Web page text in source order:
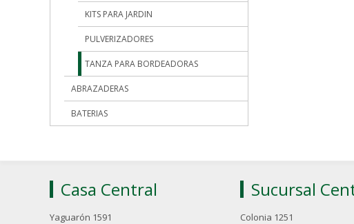
KITS PARA JARDIN
PULVERIZADORES
TANZA PARA BORDEADORAS
ABRAZADERAS
BATERIAS
Casa Central
Yaguarón 1591
Sucursal
Colonia 1251